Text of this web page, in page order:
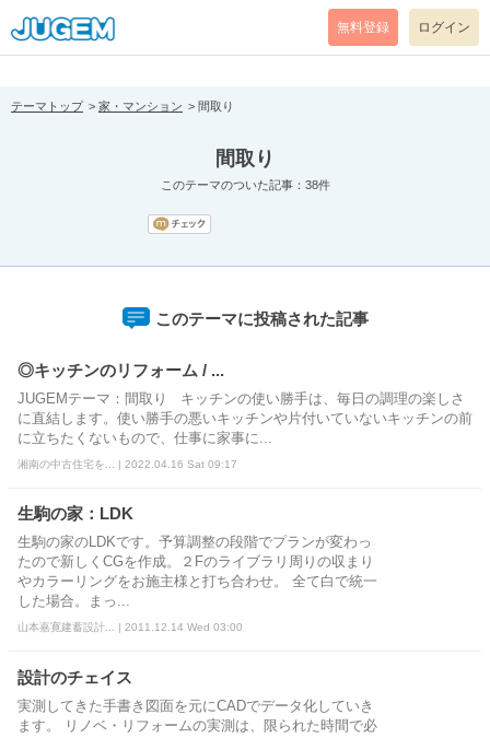
[pear_error: message="Success" code=0 mode=return level=notice
prefix="" info=""]
無料登録 ログイン
テーマトップ 家・マンション 間取り
間取り
このテーマのついた記事：38件
このテーマに投稿された記事
◎キッチンのリフォーム / ...
JUGEMテーマ：間取り キッチンの使い勝手は、毎日の調理の楽しさ
に直結します。使い勝手の悪いキッチンや片付いていないキッチンの前
に立ちたくないもので、仕事に家事に...
湘南の中古住宅を... | 2022.04.16 Sat 09:17
生駒の家：LDK
生駒の家のLDKです。予算調整の段階でプランが変わっ
たので新しくCGを作成。２Fのライブラリ周りの収まり
やカラーリングをお施主様と打ち合わせ。 全て白で統一
した場合。まっ...
山本嘉寛建蓄設計... | 2011.12.14 Wed 03:00
設計のチェイス
実測してきた手書き図面を元にCADでデータ化していき
ます。 リノベ・リフォームの実測は、限られた時間で必